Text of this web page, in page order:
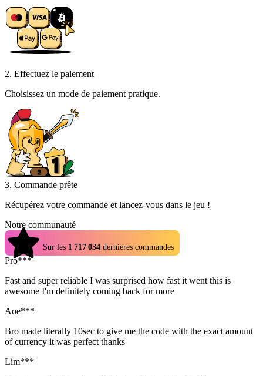
2. Effectuez le paiement
Choisissez un mode de paiement pratique.
3. Commande prête
Récupérez votre commande et lancez-vous dans le jeu !
Notre communauté
Sur les 1 717 034 dernières commandes
Pro***
Fast and super reliable I was surprised how fast it went this is
awesome I'm definitely coming back for more
Aoe***
Bro made literally 10sec to give me the code with the exact amount
of currency it was perfect thanks
Lim***